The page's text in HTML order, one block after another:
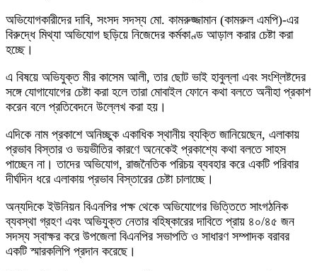
অভিযোগকারীদের দাবি, সংসদ সদস্য মো. কামরুজ্জামান (কামরুল এমপি)-এর
বিরুদ্ধে মিথ্যা অভিযোগ ছড়িয়ে নিজেদের কর্মকাণ্ড আড়াল করার চেষ্টা করা
হচ্ছে।
এ বিষয়ে অভিযুক্ত মীর কাসেম আলী, তার ছোট ভাই হাবুল্লা এবং সংশ্লিষ্টদের
সঙ্গে যোগাযোগের চেষ্টা করা হলে তারা মোবাইল ফোনে কথা বলতে অনীহা প্রকাশ
করেন বলে প্রতিবেদনে উল্লেখ করা হয়।
এদিকে নাম প্রকাশে অনিচ্ছুক একাধিক স্থানীয় ব্যক্তি জানিয়েছেন, এলাকায়
প্রভাব বিস্তার ও ভয়ভীতির কারণে অনেকেই প্রকাশ্যে কথা বলতে সাহস
পাচ্ছেন না। তাদের অভিযোগ, রাজনৈতিক পরিচয় ব্যবহার করে একটি পরিবার
দীর্ঘদিন ধরে এলাকায় প্রভাব বিস্তারের চেষ্টা চালাচ্ছে।
অন্যদিকে ইউনিয়ন বিএনপির পক্ষ থেকে অভিযোগের ভিত্তিতে সাংগঠনিক
ব্যবস্থা গ্রহণ এবং অভিযুক্ত নেতার বহিষ্কারের দাবিতে প্রায় ৪০/৪৫ জন
সদস্য স্বাক্ষর করে উপজেলা বিএনপির সভাপতি ও সাধারণ সম্পাদক বরাবর
একটি স্মারকলিপি প্রদান করেছে।